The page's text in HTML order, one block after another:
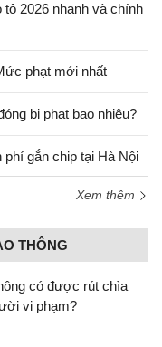
2026 nhanh và chính
phạt mới nhất
bị phạt bao nhiêu?
gắn chip tại Hà Nội
Xem thêm
THÔNG
có được rút chìa
vi phạm?